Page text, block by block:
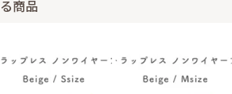
ざ丈でした。 生地もちょうど良かったです
の運転でも苦しくないかもしれません（笑）
ンのバイ
商品